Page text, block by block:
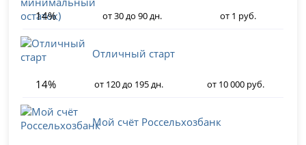
14%
от 30 до 90 дн. от 1 руб.
Отличный старт
14% от 120 до 195 дн. от 10 000 руб.
Мой счёт Россельхозбанк